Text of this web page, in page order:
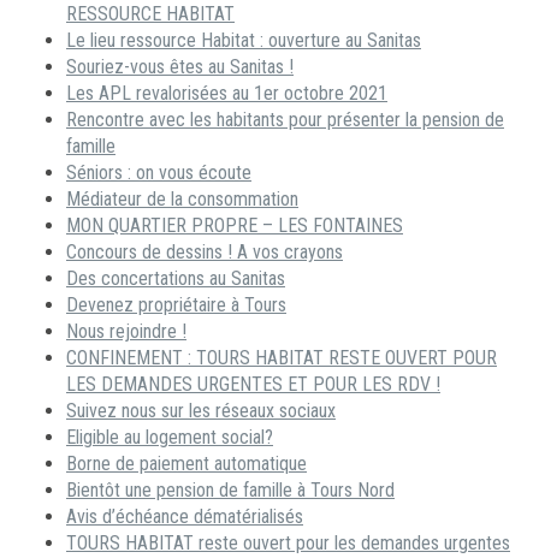
RESSOURCE HABITAT
Le lieu ressource Habitat : ouverture au Sanitas
Souriez-vous êtes au Sanitas !
Les APL revalorisées au 1er octobre 2021
Rencontre avec les habitants pour présenter la pension de
famille
Séniors : on vous écoute
Médiateur de la consommation
MON QUARTIER PROPRE – LES FONTAINES
Concours de dessins ! A vos crayons
Des concertations au Sanitas
Devenez propriétaire à Tours
Nous rejoindre !
CONFINEMENT : TOURS HABITAT RESTE OUVERT POUR
LES DEMANDES URGENTES ET POUR LES RDV !
Suivez nous sur les réseaux sociaux
Eligible au logement social?
Borne de paiement automatique
Bientôt une pension de famille à Tours Nord
Avis d’échéance dématérialisés
TOURS HABITAT reste ouvert pour les demandes urgentes